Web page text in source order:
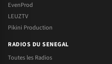
EvenProd
LEUZTV
Pikini Production
RADIOS DU SENEGAL
Toutes les Radios